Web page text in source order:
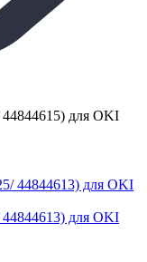
для OKI
для OKI